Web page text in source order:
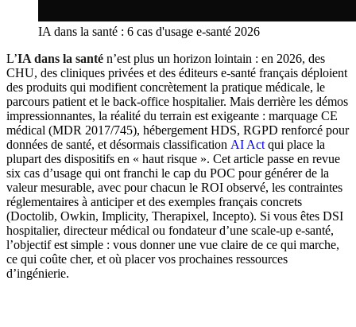
IA dans la santé : 6 cas d'usage e-santé 2026
L’IA dans la santé n’est plus un horizon lointain : en 2026, des
CHU, des cliniques privées et des éditeurs e-santé français déploient
des produits qui modifient concrètement la pratique médicale, le
parcours patient et le back-office hospitalier. Mais derrière les démos
impressionnantes, la réalité du terrain est exigeante : marquage CE
médical (MDR 2017/745), hébergement HDS, RGPD renforcé pour
données de santé, et désormais classification AI Act qui place la
plupart des dispositifs en « haut risque ». Cet article passe en revue
six cas d’usage qui ont franchi le cap du POC pour générer de la
valeur mesurable, avec pour chacun le ROI observé, les contraintes
réglementaires à anticiper et des exemples français concrets
(Doctolib, Owkin, Implicity, Therapixel, Incepto). Si vous êtes DSI
hospitalier, directeur médical ou fondateur d’une scale-up e-santé,
l’objectif est simple : vous donner une vue claire de ce qui marche,
ce qui coûte cher, et où placer vos prochaines ressources
d’ingénierie.